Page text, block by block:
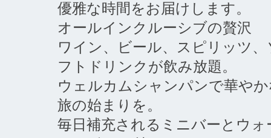
優雅な時間をお届けします。
オールインクルーシブの贅沢
ワイン、ビール、スピリッツ、
フトドリンクが飲み放題。
ウェルカムシャンパンで華や
旅の始まりを。
毎日補充されるミニバーとウォ